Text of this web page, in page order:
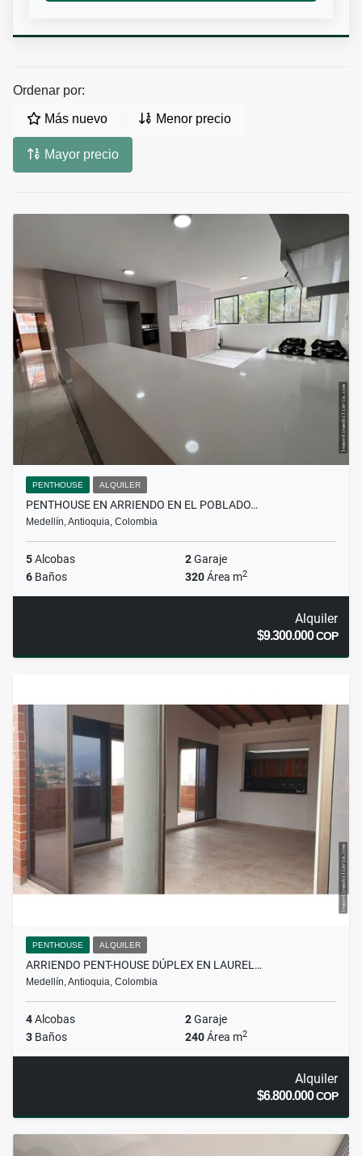
Ordenar por:
Más nuevo Menor precio
Mayor precio
PENTHOUSE ALQUILER
PENTHOUSE EN ARRIENDO EN EL POBLADO…
Medellín, Antioquia, Colombia
5Alcobas 2Garaje
6 Baños 320Área m2
Alquiler
$9.300.000COP
PENTHOUSE ALQUILER
ARRIENDO PENT-HOUSE DÚPLEX EN LAUREL…
Medellín, Antioquia, Colombia
4Alcobas 2Garaje
3 Baños 240Área m2
Alquiler
$6.800.000COP